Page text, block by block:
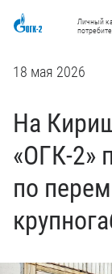
Личный
18 мая 2026
На
«ОГК-2»
по